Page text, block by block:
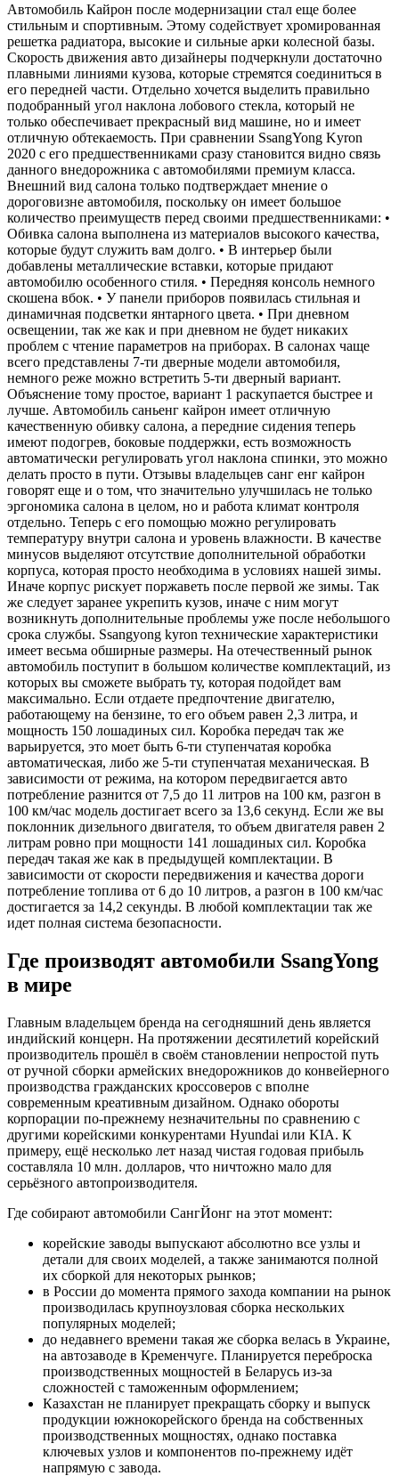
Автомобиль Кайрон после модернизации стал еще более
стильным и спортивным. Этому содействует хромированная
решетка радиатора, высокие и сильные арки колесной базы.
Скорость движения авто дизайнеры подчеркнули достаточно
плавными линиями кузова, которые стремятся соединиться в
его передней части. Отдельно хочется выделить правильно
подобранный угол наклона лобового стекла, который не
только обеспечивает прекрасный вид машине, но и имеет
отличную обтекаемость. При сравнении SsangYong Kyron
2020 с его предшественниками сразу становится видно связь
данного внедорожника с автомобилями премиум класса.
Внешний вид салона только подтверждает мнение о
дороговизне автомобиля, поскольку он имеет большое
количество преимуществ перед своими предшественниками: •
Обивка салона выполнена из материалов высокого качества,
которые будут служить вам долго. • В интерьер были
добавлены металлические вставки, которые придают
автомобилю особенного стиля. • Передняя консоль немного
скошена вбок. • У панели приборов появилась стильная и
динамичная подсветки янтарного цвета. • При дневном
освещении, так же как и при дневном не будет никаких
проблем с чтение параметров на приборах. В салонах чаще
всего представлены 7-ти дверные модели автомобиля,
немного реже можно встретить 5-ти дверный вариант.
Объяснение тому простое, вариант 1 раскупается быстрее и
лучше. Автомобиль саньенг кайрон имеет отличную
качественную обивку салона, а передние сидения теперь
имеют подогрев, боковые поддержки, есть возможность
автоматически регулировать угол наклона спинки, это можно
делать просто в пути. Отзывы владельцев санг енг кайрон
говорят еще и о том, что значительно улучшилась не только
эргономика салона в целом, но и работа климат контроля
отдельно. Теперь с его помощью можно регулировать
температуру внутри салона и уровень влажности. В качестве
минусов выделяют отсутствие дополнительной обработки
корпуса, которая просто необходима в условиях нашей зимы.
Иначе корпус рискует поржаветь после первой же зимы. Так
же следует заранее укрепить кузов, иначе с ним могут
возникнуть дополнительные проблемы уже после небольшого
срока службы. Ssangyong kyron технические характеристики
имеет весьма обширные размеры. На отечественный рынок
автомобиль поступит в большом количестве комплектаций, из
которых вы сможете выбрать ту, которая подойдет вам
максимально. Если отдаете предпочтение двигателю,
работающему на бензине, то его объем равен 2,3 литра, и
мощность 150 лошадиных сил. Коробка передач так же
варьируется, это моет быть 6-ти ступенчатая коробка
автоматическая, либо же 5-ти ступенчатая механическая. В
зависимости от режима, на котором передвигается авто
потребление разнится от 7,5 до 11 литров на 100 км, разгон в
100 км/час модель достигает всего за 13,6 секунд. Если же вы
поклонник дизельного двигателя, то объем двигателя равен 2
литрам ровно при мощности 141 лошадиных сил. Коробка
передач такая же как в предыдущей комплектации. В
зависимости от скорости передвижения и качества дороги
потребление топлива от 6 до 10 литров, а разгон в 100 км/час
достигается за 14,2 секунды. В любой комплектации так же
идет полная система безопасности.
Где производят автомобили SsangYong
в мире
Главным владельцем бренда на сегодняшний день является
индийский концерн. На протяжении десятилетий корейский
производитель прошёл в своём становлении непростой путь
от ручной сборки армейских внедорожников до конвейерного
производства гражданских кроссоверов с вполне
современным креативным дизайном. Однако обороты
корпорации по-прежнему незначительны по сравнению с
другими корейскими конкурентами Hyundai или KIA. К
примеру, ещё несколько лет назад чистая годовая прибыль
составляла 10 млн. долларов, что ничтожно мало для
серьёзного автопроизводителя.
Где собирают автомобили СангЙонг на этот момент:
корейские заводы выпускают абсолютно все узлы и
детали для своих моделей, а также занимаются полной
их сборкой для некоторых рынков;
в России до момента прямого захода компании на рынок
производилась крупноузловая сборка нескольких
популярных моделей;
до недавнего времени такая же сборка велась в Украине,
на автозаводе в Кременчуге. Планируется переброска
производственных мощностей в Беларусь из-за
сложностей с таможенным оформлением;
Казахстан не планирует прекращать сборку и выпуск
продукции южнокорейского бренда на собственных
производственных мощностях, однако поставка
ключевых узлов и компонентов по-прежнему идёт
напрямую с завода.